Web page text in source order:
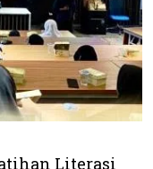
Literasi